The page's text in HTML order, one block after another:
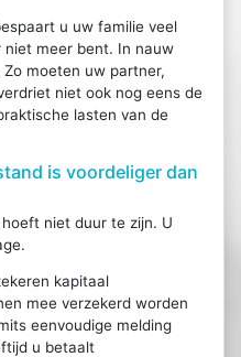
u uw familie veel
niet meer bent. In nauw
moeten uw partner,
niet ook nog eens de
lasten van de
is voordeliger dan
hoeft niet duur te zijn. U
kapitaal
mee verzekerd worden
eenvoudige melding
u betaalt